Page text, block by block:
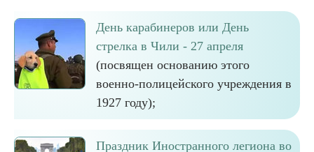
День карабинеров или День
стрелка в Чили - 27 апреля
(посвящен основанию этого
военно-полицейского учреждения в
1927 году);
Праздник Иностранного легиона во